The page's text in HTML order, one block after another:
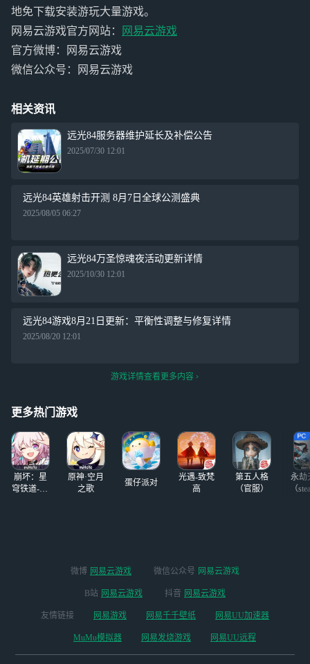
地免下载安装游玩大量游戏。
网易云游戏官方网站：
网易云游戏
官方微博：网易云游戏
微信公众号：网易云游戏
相关资讯
远光84服务器维护延长及补偿公告
2025/07/30 12:01
远光84英雄射击开测 8月7日全球公测盛典
2025/08/05 06:27
远光84万圣惊魂夜活动更新详情
2025/10/30 12:01
远光84游戏8月21日更新：平衡性调整与修复详情
2025/08/20 12:01
游戏详情查看更多内容
更多热门游戏
崩坏：星
穹铁道-4.4
原神·空月
之歌
蛋仔派对
光遇-致梵
高
第五人格
（官服）
永劫
（
微博 网易云游戏 微信公众号 网易云游戏
B站 网易云游戏 抖音 网易云游戏
友情链接 网易游戏 网易千千壁纸 网易UU加速器
MuMu模拟器 网易发烧游戏 网易UU远程